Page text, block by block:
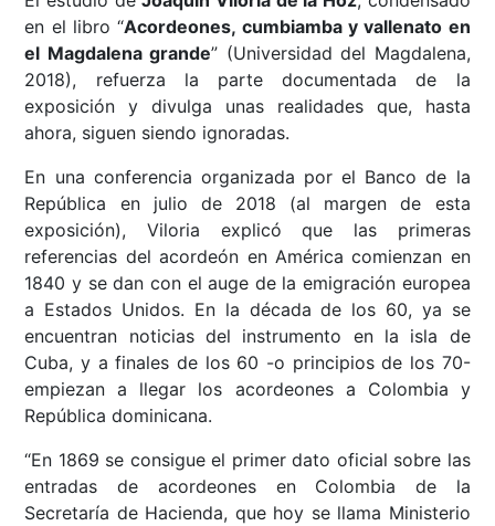
en el libro “Acordeones, cumbiamba y vallenato en
el Magdalena grande” (Universidad del Magdalena,
2018), refuerza la parte documentada de la
exposición y divulga unas realidades que, hasta
ahora, siguen siendo ignoradas.
En una conferencia organizada por el Banco de la
República en julio de 2018 (al margen de esta
exposición), Viloria explicó que las primeras
referencias del acordeón en América comienzan en
1840 y se dan con el auge de la emigración europea
a Estados Unidos. En la década de los 60, ya se
encuentran noticias del instrumento en la isla de
Cuba, y a finales de los 60 -o principios de los 70-
empiezan a llegar los acordeones a Colombia y
República dominicana.
“En 1869 se consigue el primer dato oficial sobre las
entradas de acordeones en Colombia de la
Secretaría de Hacienda, que hoy se llama Ministerio